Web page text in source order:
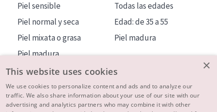
Piel sensible
Piel normal y seca
Piel mixata o grasa
Piel madura
Piel expuesta al sol
Piel menopáusica
Todas las edades
Edad: de 35 a 55
Piel madura
MÁS SOBRE NOSOTROS
×
This website uses cookies
We use cookies to personalize content and ads and to analyze our
traffic. We also share information about your use of our site with our
advertising and analytics partners who may combine it with other